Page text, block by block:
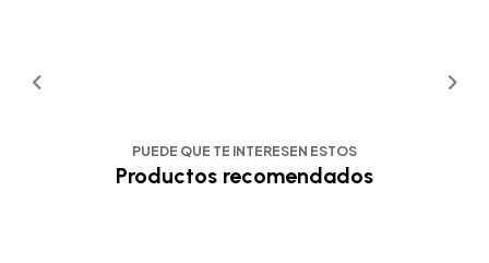
PUEDE QUE TE INTERESEN ESTOS
Productos recomendados